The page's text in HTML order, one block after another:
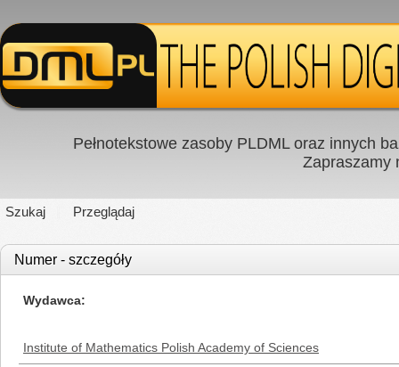
Pełnotekstowe zasoby PLDML oraz innych
Zapraszamy
Szukaj Przeglądaj
Numer - szczegóły
Wydawca
Institute of Mathematics Polish Academy of Sciences